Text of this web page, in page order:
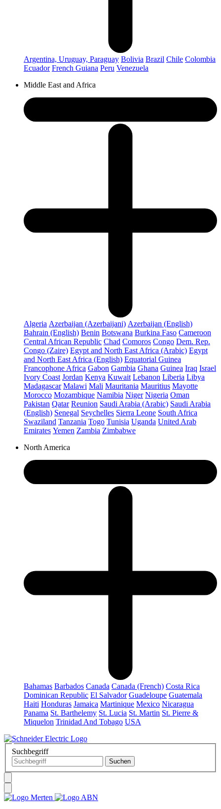
Argentina, Uruguay, Paraguay Bolivia Brazil Chile Colombia
Ecuador French Guiana Peru Venezuela
Middle East and Africa
Algeria Azerbaijan (Azerbaijani) Azerbaijan (English)
Bahrain (English) Benin Botswana Burkina Faso Cameroon
Central African Republic Chad Comoros Congo Dem. Rep.
Congo (Zaire) Egypt and North East Africa (Arabic) Egypt
and North East Africa (English) Equatorial Guinea
Francophone Africa Gabon Gambia Ghana Guinea Iraq Israel
Ivory Coast Jordan Kenya Kuwait Lebanon Liberia Libya
Madagascar Malawi Mali Mauritania Mauritius Mayotte
Morocco Mozambique Namibia Niger Nigeria Oman
Pakistan Qatar Reunion Saudi Arabia (Arabic) Saudi Arabia
(English) Senegal Seychelles Sierra Leone South Africa
Swaziland Tanzania Togo Tunisia Uganda United Arab
Emirates Yemen Zambia Zimbabwe
North America
Bahamas Barbados Canada Canada (French) Costa Rica
Dominican Republic El Salvador Guadeloupe Guatemala
Haiti Honduras Jamaica Martinique Mexico Nicaragua
Panama St. Barthelemy St. Lucia St. Martin St. Pierre &
Miquelon Trinidad And Tobago USA
Suchbegriff